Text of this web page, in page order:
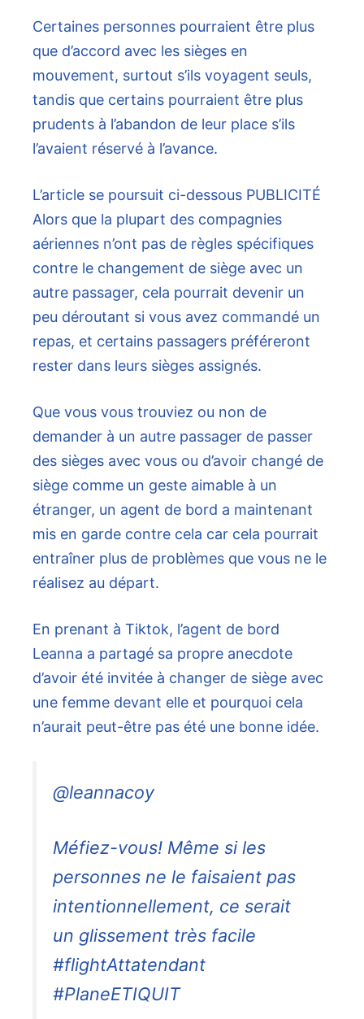
Certaines personnes pourraient être plus
que d’accord avec les sièges en
mouvement, surtout s’ils voyagent seuls,
tandis que certains pourraient être plus
prudents à l’abandon de leur place s’ils
l’avaient réservé à l’avance.
L’article se poursuit ci-dessous PUBLICITÉ
Alors que la plupart des compagnies
aériennes n’ont pas de règles spécifiques
contre le changement de siège avec un
autre passager, cela pourrait devenir un
peu déroutant si vous avez commandé un
repas, et certains passagers préféreront
rester dans leurs sièges assignés.
Que vous vous trouviez ou non de
demander à un autre passager de passer
des sièges avec vous ou d’avoir changé de
siège comme un geste aimable à un
étranger, un agent de bord a maintenant
mis en garde contre cela car cela pourrait
entraîner plus de problèmes que vous ne le
réalisez au départ.
En prenant à Tiktok, l’agent de bord
Leanna a partagé sa propre anecdote
d’avoir été invitée à changer de siège avec
une femme devant elle et pourquoi cela
n’aurait peut-être pas été une bonne idée.
@leannacoy
Méfiez-vous! Même si les
personnes ne le faisaient pas
intentionnellement, ce serait
un glissement très facile
#flightAttatendant
#PlaneETIQUIT